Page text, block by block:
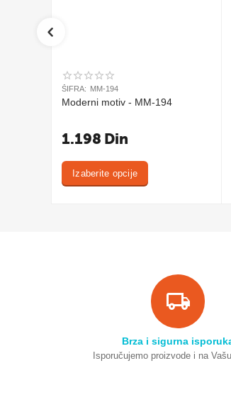
ŠIFRA: MM-194
Moderni motiv - MM-194
1.198 Din
Izaberite opcije
Brza i sigurna
Isporučujemo proizvode i na